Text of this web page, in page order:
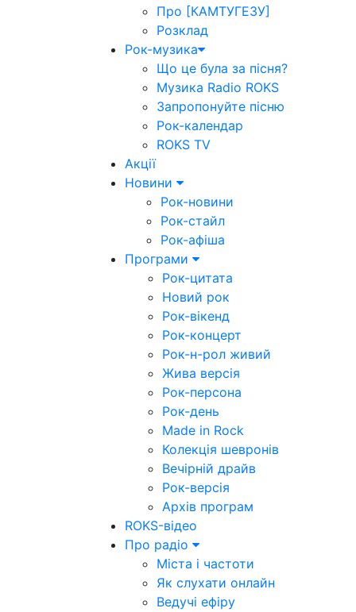
Про [КАМТУГЕЗУ]
Розклад
Рок-музика
Що це була за пісня?
Музика Radio ROKS
Запропонуйте пісню
Рок-календар
ROKS TV
Акції
Новини
Рок-новини
Рок-стайл
Рок-афіша
Програми
Рок-цитата
Новий рок
Рок-вікенд
Рок-концерт
Рок-н-рол живий
Жива версія
Рок-персона
Рок-день
Made in Rock
Колекція шевронів
Вечірній драйв
Рок-версія
Архів програм
ROKS-відео
Про радіо
Міста і частоти
Як слухати онлайн
Ведучі ефіру